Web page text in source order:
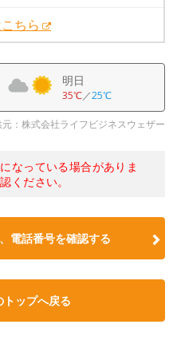
ちら
明日
35℃／25℃
：株式会社ライフビジネスウェザー
なっている場合がありま
ください。
電話番号を確認する
トップへ戻る